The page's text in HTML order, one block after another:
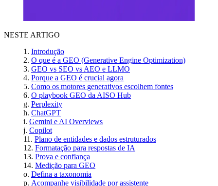
NESTE ARTIGO
Introdução
O que é a GEO (Generative Engine Optimization)
GEO vs SEO vs AEO e LLMO
Porque a GEO é crucial agora
Como os motores generativos escolhem fontes
O playbook GEO da AISO Hub
Perplexity
ChatGPT
Gemini e AI Overviews
Copilot
Plano de entidades e dados estruturados
Formatação para respostas de IA
Prova e confiança
Medição para GEO
Defina a taxonomia
Acompanhe visibilidade por assistente